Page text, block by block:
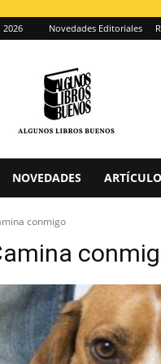
2026 Novedades Editoriales
NOVEDADES
conmigo